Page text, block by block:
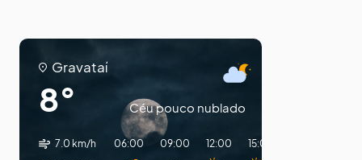
Gravataí
8° Céu pouco nublado
7.0 km/h
06:00 09:00 12:00 15:00